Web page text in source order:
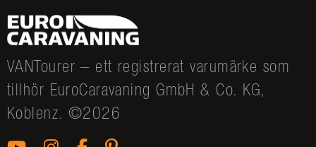
VANTourer – ett registrerat varumärke som
tillhör EuroCaravaning GmbH & Co. KG,
Koblenz. ©2026